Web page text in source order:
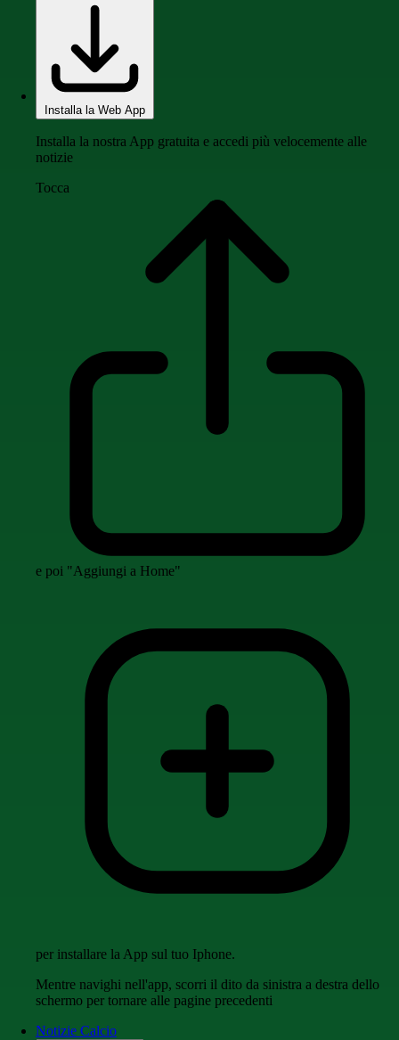
Installa la Web App
Installa la nostra App gratuita e accedi più velocemente alle
notizie
Tocca
e poi "Aggiungi a Home"
per installare la App sul tuo Iphone.
Mentre navighi nell'app, scorri il dito da sinistra a destra dello
schermo per tornare alle pagine precedenti
Notizie Calcio